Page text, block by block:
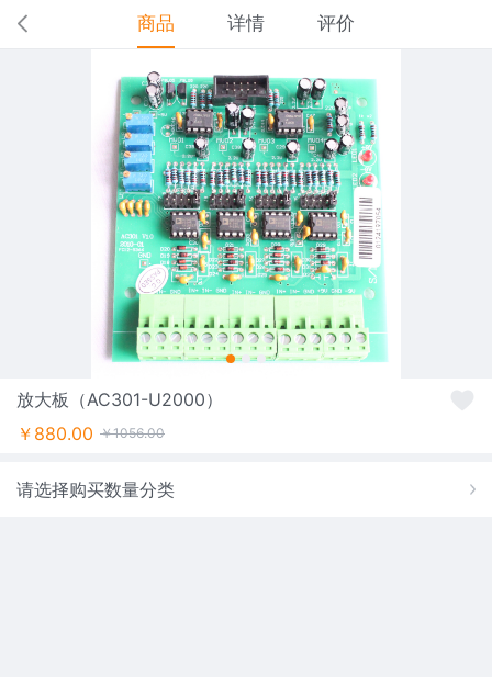
商品 详情 评价
放大板（AC301-U2000）
￥880.00 ￥1056.00
请选择购买数量分类